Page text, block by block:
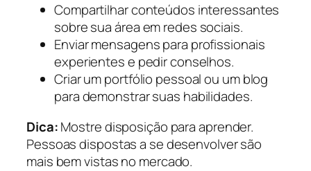
Compartilhar conteúdos interessantes
sobre sua área em redes sociais.
Enviar mensagens para profissionais
experientes e pedir conselhos.
Criar um portfólio pessoal ou um blog
para demonstrar suas habilidades.
Dica:Mostre disposição para aprender.
Pessoas dispostas a se desenvolver são
mais bem vistas no mercado.